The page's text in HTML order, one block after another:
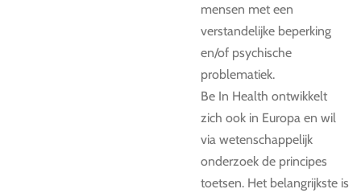
mensen met een
verstandelijke beperking
en/of psychische
problematiek.
Be In Health ontwikkelt
zich ook in Europa en wil
via wetenschappelijk
onderzoek de principes
toetsen. Het belangrijkste is